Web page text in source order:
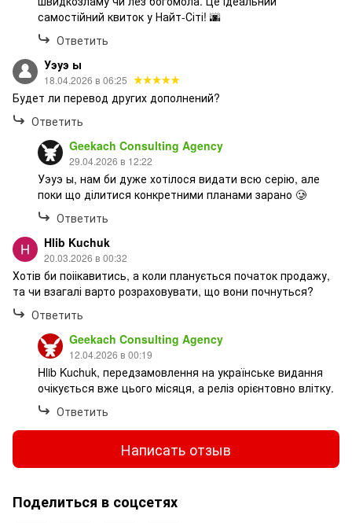
самостійний квиток у Найт-Сіті! 🌆
Ответить
Уэуэ ы
18.04.2026 в 06:25
Будет ли перевод других дополнений?
Ответить
Geekach Consulting Agency
29.04.2026 в 12:22
Уэуэ ы, нам би дуже хотілося видати всю серію, але
поки що ділитися конкретними планами зарано 🥲
Ответить
Hlib Kuchuk
20.03.2026 в 00:32
Хотів би поіікавитись, а коли планується початок продажу,
та чи взагалі варто розраховувати, що вони почнуться?
Ответить
Geekach Consulting Agency
12.04.2026 в 00:19
Hlib Kuchuk, передзамовлення на українське видання
очікується вже цього місяця, а реліз орієнтовно влітку.
Ответить
Написать отзыв
Поделиться в соцсетях